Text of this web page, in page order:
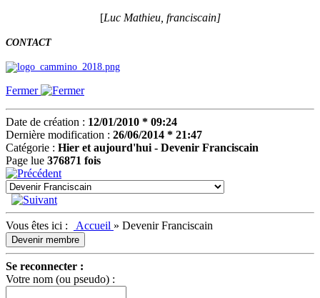
[Luc Mathieu, franciscain]
CONTACT
Fermer
Date de création : 12/01/2010 * 09:24
Dernière modification : 26/06/2014 * 21:47
Catégorie : Hier et aujourd'hui - Devenir Franciscain
Page lue 376871 fois
Vous êtes ici : Accueil » Devenir Franciscain
Devenir membre
Se reconnecter :
Votre nom (ou pseudo) :